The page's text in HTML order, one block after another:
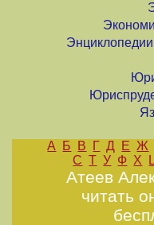
А Б В Г Д Е Ж
С Т У Ф Х
Атеев
читать